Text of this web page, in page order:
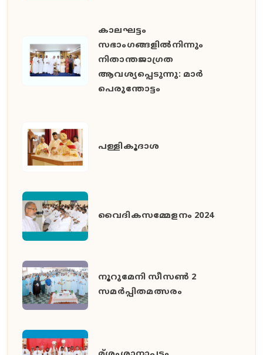
കാലഘട്ടം
സഭാംഗങ്ങളിൽനിന്നും
നിതാന്തജാഗ്രത
ആവശ്യപ്പെടുന്നു: മാർ
പെരുന്തോട്ടം
പള്ളികൂദാശ
വൈദികസമ്മേളനം 2024
നൂറുമേനി സീസൺ 2
സമർപ്പിതമത്സരം